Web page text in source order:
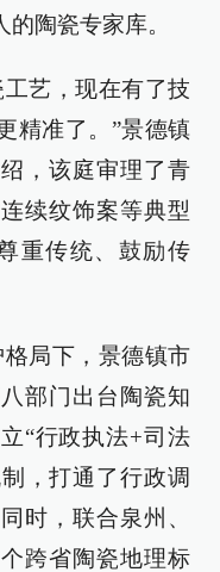
陶瓷专家库。
艺，现在有了技
精准了。”景德镇
，该庭审理了青
续纹饰案等典型
重传统、鼓励传
局下，景德镇市
部门出台陶瓷知
“行政执法+司法
，打通了行政调
时，联合泉州、
跨省陶瓷地理标